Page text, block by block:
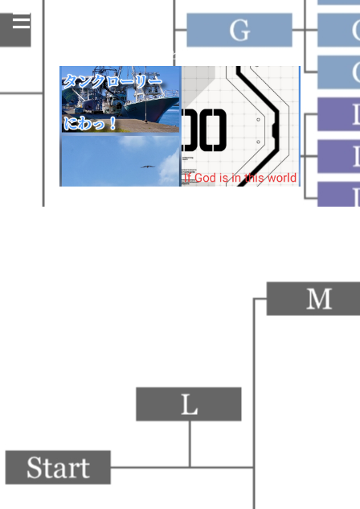
今日も名古屋の街のどこかで走っています！